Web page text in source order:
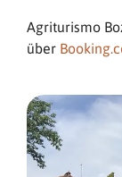
Agriturismo
über